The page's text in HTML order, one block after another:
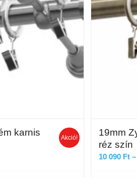
karnis
Akció!
19mm
réz szín
10 090 Ft –